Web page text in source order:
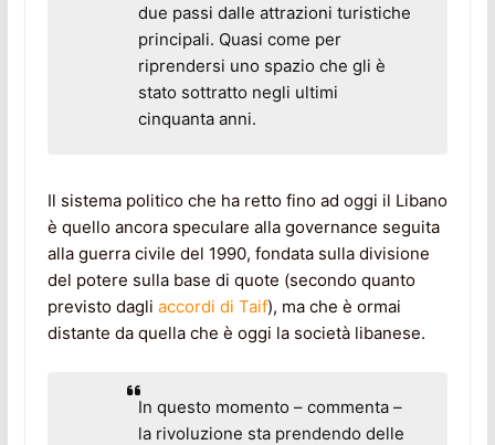
due passi dalle attrazioni turistiche
principali. Quasi come per
riprendersi uno spazio che gli è
stato sottratto negli ultimi
cinquanta anni.
Il sistema politico che ha retto fino ad oggi il Libano
è quello ancora speculare alla governance seguita
alla guerra civile del 1990, fondata sulla divisione
del potere sulla base di quote (secondo quanto
previsto dagli accordi di Taif), ma che è ormai
distante da quella che è oggi la società libanese.
In questo momento – commenta –
la rivoluzione sta prendendo delle